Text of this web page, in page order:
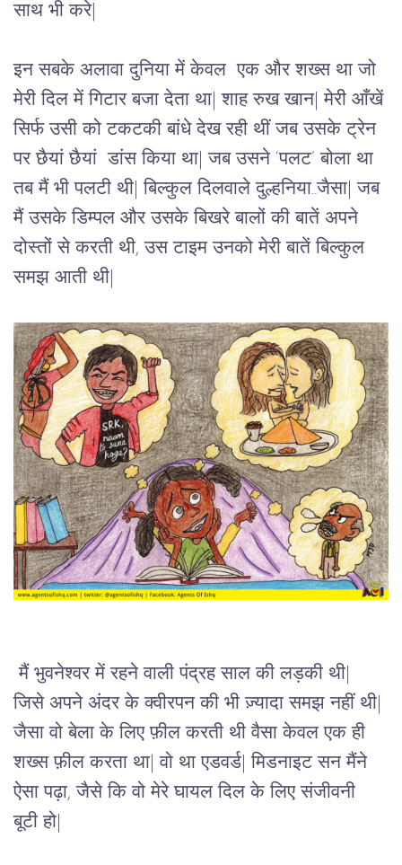
साथ भी करे|
इन सबके अलावा दुनिया में केवल  एक और शख्स था जो
मेरी दिल में गिटार बजा देता था| शाह रुख खान| मेरी आँखें
सिर्फ उसी को टकटकी बांधे देख रही थीं जब उसके ट्रेन
पर छैयां छैयां  डांस किया था| जब उसने ‘पलट’ बोला था
तब मैं भी पलटी थी| बिल्कुल दिलवाले दुल्हनिया..जैसा| जब
मैं उसके डिम्पल और उसके बिखरे बालों की बातें अपने
दोस्तों से करती थी, उस टाइम उनको मेरी बातें बिल्कुल
समझ आती थी|
मैं भुवनेश्वर में रहने वाली पंद्रह साल की लड़की थी|
जिसे अपने अंदर के क्वीरपन की भी ज़्यादा समझ नहीं थी|
जैसा वो बेला के लिए फ़ील करती थी वैसा केवल एक ही
शख्स फ़ील करता था| वो था एडवर्ड| मिडनाइट सन मैंने
ऐसा पढ़ा, जैसे कि वो मेरे घायल दिल के लिए संजीवनी
बूटी हो|